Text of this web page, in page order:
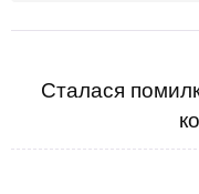
Сталася